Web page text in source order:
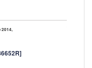
2014,